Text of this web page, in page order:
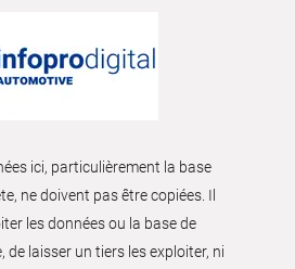
ici, particulièrement la base
ne doivent pas être copiées. Il
les données ou la base de
de laisser un tiers les exploiter, ni